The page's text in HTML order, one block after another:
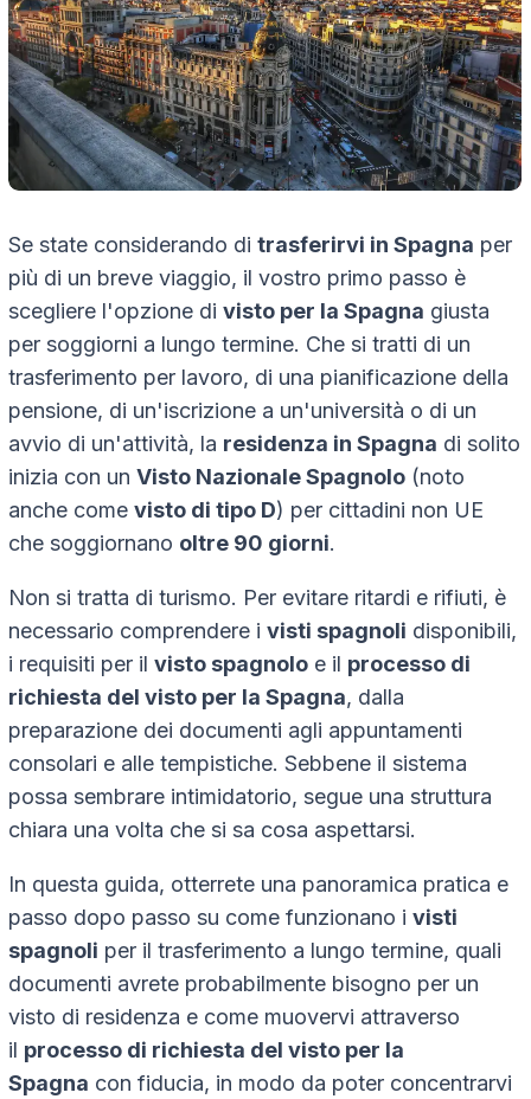
Se state considerando di trasferirvi in Spagna per
più di un breve viaggio, il vostro primo passo è
scegliere l'opzione di visto per la Spagna giusta
per soggiorni a lungo termine. Che si tratti di un
trasferimento per lavoro, di una pianificazione della
pensione, di un'iscrizione a un'università o di un
avvio di un'attività, la residenza in Spagna di solito
inizia con un Visto Nazionale Spagnolo (noto
anche come visto di tipo D) per cittadini non UE
che soggiornano oltre 90 giorni.
Non si tratta di turismo. Per evitare ritardi e rifiuti, è
necessario comprendere i visti spagnoli disponibili,
i requisiti per il visto spagnolo e il processo di
richiesta del visto per la Spagna, dalla
preparazione dei documenti agli appuntamenti
consolari e alle tempistiche. Sebbene il sistema
possa sembrare intimidatorio, segue una struttura
chiara una volta che si sa cosa aspettarsi.
In questa guida, otterrete una panoramica pratica e
passo dopo passo su come funzionano i visti
spagnoli per il trasferimento a lungo termine, quali
documenti avrete probabilmente bisogno per un
visto di residenza e come muovervi attraverso
il processo di richiesta del visto per la
Spagna con fiducia, in modo da poter concentrarvi